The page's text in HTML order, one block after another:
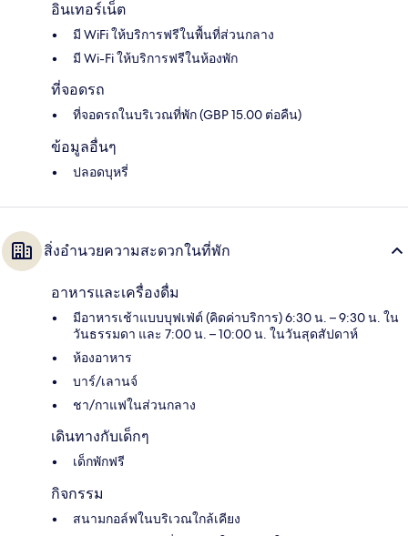
อินเทอร์เน็ต
มี WiFi ให้บริการฟรีในพื้นที่ส่วนกลาง
มี Wi-Fi ให้บริการฟรีในห้องพัก
ที่จอดรถ
ที่จอดรถในบริเวณที่พัก (GBP 15.00 ต่อคืน)
ข้อมูลอื่นๆ
ปลอดบุหรี่
สิ่งอำนวยความสะดวกในที่พัก
อาหารและเครื่องดื่ม
มีอาหารเช้าแบบบุฟเฟ่ต์ (คิดค่าบริการ) 6:30 น. – 9:30 น. ใน
วันธรรมดา และ 7:00 น. – 10:00 น. ในวันสุดสัปดาห์
ห้องอาหาร
บาร์/เลานจ์
ชา/กาแฟในส่วนกลาง
เดินทางกับเด็กๆ
เด็กพักฟรี
กิจกรรม
สนามกอล์ฟในบริเวณใกล้เคียง